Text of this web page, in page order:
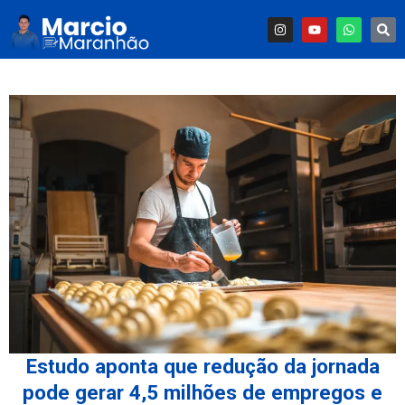
Estudo aponta que redução da jornada
pode gerar 4,5 milhões de empregos e